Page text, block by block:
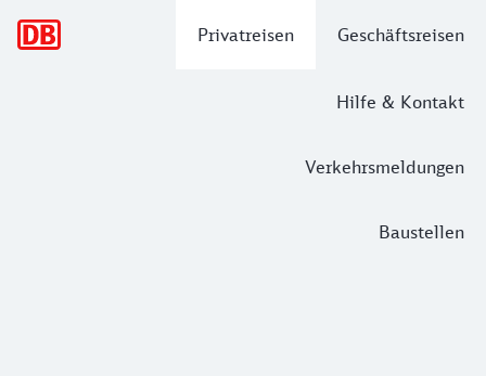
Privatreisen Geschäftsreisen
Hilfe & Kontakt
Verkehrsmeldungen
Baustellen